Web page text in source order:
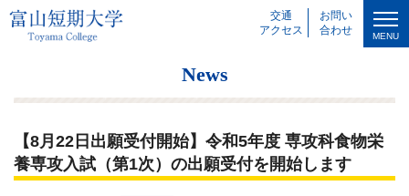
交通
アクセス
お問い
合わせ
MENU
News
【8月22日出願受付開始】令和5年度 専攻科食物栄
養専攻入試（第1次）の出願受付を開始します